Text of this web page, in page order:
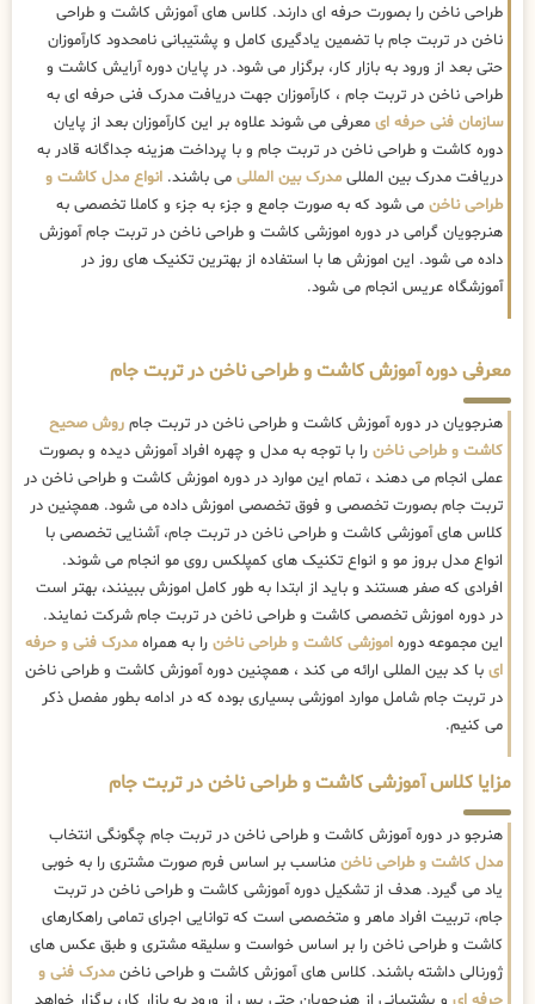
طراحی ناخن را بصورت حرفه ای دارند. کلاس های آموزش کاشت و طراحی
ناخن در تربت جام با تضمین یادگیری کامل و پشتیبانی نامحدود کارآموزان
حتی بعد از ورود به بازار کار، برگزار می شود. در پایان دوره آرایش کاشت و
طراحی ناخن در تربت جام ، کارآموزان جهت دریافت مدرک فنی حرفه ای به
سازمان فنی حرفه ای معرفی می شوند علاوه بر این کارآموزان بعد از پایان
دوره کاشت و طراحی ناخن در تربت جام و با پرداخت هزینه جداگانه قادر به
دریافت مدرک بین المللی مدرک بین المللی می باشند. انواع مدل کاشت و
طراحی ناخن می شود که به صورت جامع و جزء به جزء و کاملا تخصصی به
هنرجویان گرامی در دوره اموزشی کاشت و طراحی ناخن در تربت جام آموزش
داده می شود. این اموزش ها با استفاده از بهترین تکنیک های روز در
آموزشگاه عریس انجام می شود.
معرفی دوره آموزش کاشت و طراحی ناخن در تربت جام
هنرجویان در دوره آموزش کاشت و طراحی ناخن در تربت جام روش صحیح
کاشت و طراحی ناخن را با توجه به مدل و چهره افراد آموزش دیده و بصورت
عملی انجام می دهند ، تمام این موارد در دوره اموزش کاشت و طراحی ناخن در
تربت جام بصورت تخصصی و فوق تخصصی اموزش داده می شود. همچنین در
کلاس های آموزشی کاشت و طراحی ناخن در تربت جام، آشنایی تخصصی با
انواع مدل بروز مو و انواع تکنیک های کمپلکس روی مو انجام می شوند.
افرادی که صفر هستند و باید از ابتدا به طور کامل اموزش ببینند، بهتر است
در دوره اموزش تخصصی کاشت و طراحی ناخن در تربت جام شرکت نمایند.
این مجموعه دوره اموزشی کاشت و طراحی ناخن را به همراه مدرک فنی و حرفه
ای با کد بین المللی ارائه می کند ، همچنین دوره آموزش کاشت و طراحی ناخن
در تربت جام شامل موارد اموزشی بسیاری بوده که در ادامه بطور مفصل ذکر
می کنیم.
مزایا کلاس آموزشی کاشت و طراحی ناخن در تربت جام
هنرجو در دوره آموزش کاشت و طراحی ناخن در تربت جام چگونگی انتخاب
مدل کاشت و طراحی ناخن مناسب بر اساس فرم صورت مشتری را به خوبی
یاد می گیرد. هدف از تشکیل دوره آموزشی کاشت و طراحی ناخن در تربت
جام، تربیت افراد ماهر و متخصصی است که توانایی اجرای تمامی راهکارهای
کاشت و طراحی ناخن را بر اساس خواست و سلیقه مشتری و طبق عکس های
ژورنالی داشته باشند. کلاس های آموزش کاشت و طراحی ناخن مدرک فنی و